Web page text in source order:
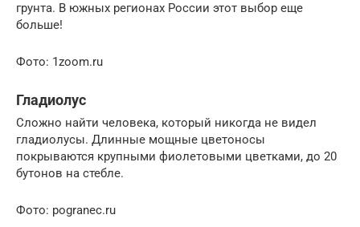
грунта. В южных регионах России этот выбор еще
больше!
Фото: 1zoom.ru
Гладиолус
Сложно найти человека, который никогда не видел
гладиолусы. Длинные мощные цветоносы
покрываются крупными фиолетовыми цветками, до 20
бутонов на стебле.
Фото: pogranec.ru